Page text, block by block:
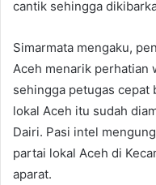
cantik sehingga
Simarmata mengaku,
Aceh menarik perhatian
sehingga petugas
lokal Aceh itu sudah
Dairi. Pasi intel
partai lokal Aceh di
aparat.